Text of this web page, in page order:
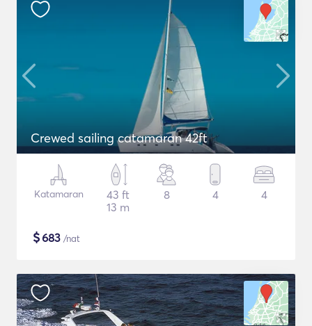
Crewed sailing catamaran 42ft
Katamaran
43 ft
13 m
8 4 4
$683 /nat